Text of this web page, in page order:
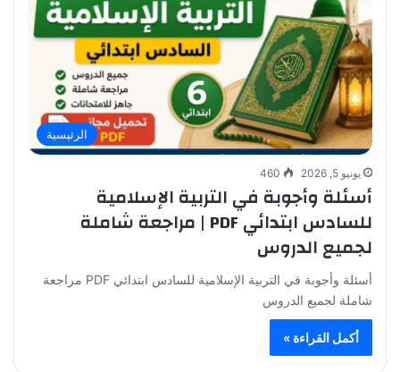
الرئيسية
يونيو 5, 2026 460
أسئلة وأجوبة في التربية الإسلامية
للسادس ابتدائي PDF | مراجعة شاملة
لجميع الدروس
أسئلة وأجوبة في التربية الإسلامية للسادس ابتدائي PDF مراجعة
شاملة لجميع الدروس
أكمل القراءة »